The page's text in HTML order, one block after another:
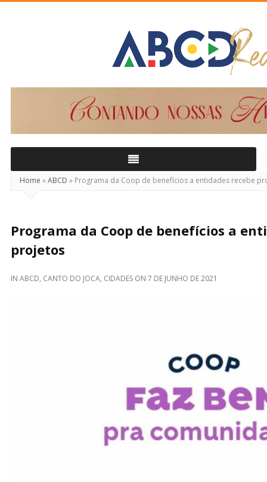
Home »ABCD » Programa da Coop de benefícios a entidades recebe
Programa da Coop de benefícios a
projetos
IN ABCD, CANTO DO JOCA, CIDADES ON 7 DE JUNHO DE 2021